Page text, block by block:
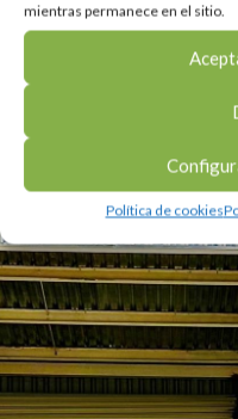
mientras permanece en el sitio.
Política de cookies
COMPROMETIDOS